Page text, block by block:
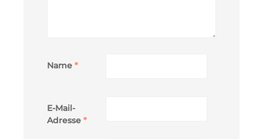
Name *
E-Mail-
Adresse *